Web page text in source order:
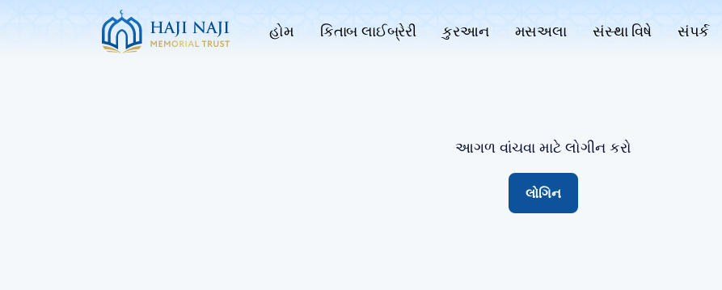
હોમ કિતાબ લાઈબ્રેરી કુરઆન મસઅલા સંસ્થા વિષે સંપર્ક
આગળ વાંચવા માટે લોગીન કરો
લોગિન